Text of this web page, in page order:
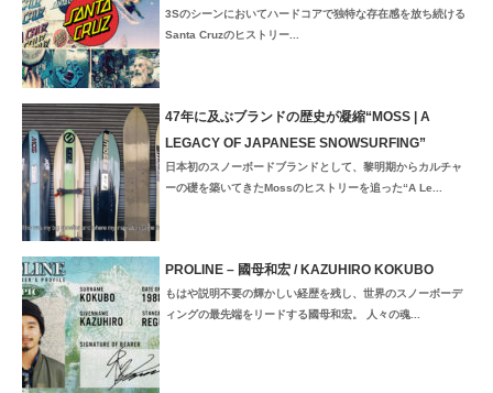
3Sのシーンにおいてハードコアで独特な存在感を放ち続ける
Santa Cruzのヒストリー...
47年に及ぶブランドの歴史が凝縮“MOSS | A
LEGACY OF JAPANESE SNOWSURFING”
日本初のスノーボードブランドとして、黎明期からカルチャ
ーの礎を築いてきたMossのヒストリーを追った“A Le...
PROLINE – 國母和宏 / KAZUHIRO KOKUBO
もはや説明不要の輝かしい経歴を残し、世界のスノーボーデ
ィングの最先端をリードする國母和宏。 人々の魂...